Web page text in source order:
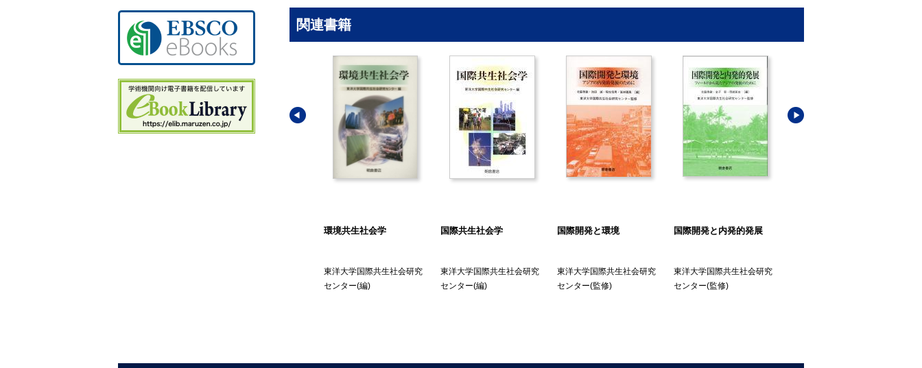
4. 近代の観光と観光開発の展開と課題
4.1 マスツーリズムからオルタナティブツーリズムへ
4.2 観光のジレンマ
5. 環境教育を活用したエコツーリズムの展開
5.1 エコツーリズムとは
5.2 持統可能な開発に向けた展望
5.3 エコツーリズム成功の要素
5.4 エコツーリズムの推進事例
5.5 グリーンツーリズムの課題との連関性
6.2 NEPAの成立
6.5 わが国のアセスメント
6.6 UNEP(国連環境計画)における取組みについて
7.2 リスクマネジメント
関連書籍
環境共生社会学
東洋大学国際共生社会研究
センター(編)
国際共生社会学
東洋大学国際共生社会研究
センター(編)
国際開発と環境
東洋大学国際共生社会研究
センター(監修)
国際開発と内発的発展
東洋大学国際共生社会研究
センター(監修)